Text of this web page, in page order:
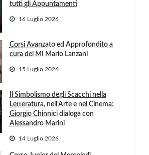
tutti gli Appuntamenti
16 Luglio 2026
Corsi Avanzato ed Approfondito a
cura del MI Mario Lanzani
15 Luglio 2026
Il Simbolismo degli Scacchi nella
Letteratura, nell’Arte e nel Cinema:
Giorgio Chinnici dialoga con
Alessandro Marini
14 Luglio 2026